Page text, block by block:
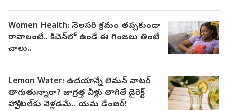
Women Health: నెలసరి క్రమం తప్పకుండా
రావాలంటే.. కిచెన్‌లో ఉండే ఈ గింజలు తింటే
చాలు..
Lemon Water: ఉదయాన్నే లెమన్ వాటర్
తాగుతున్నారా? జాగ్రత్త వీళ్లు తాగితే డైరెక్ట్
హాస్పిటల్‌కు వెళ్లడమే.. యమ డేంజర్!